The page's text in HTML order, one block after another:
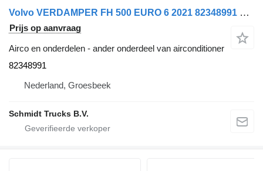
Volvo VERDAMPER FH 500 EURO 6 2021 82348991 voor vrachtwagen
Prijs op aanvraag
Airco en onderdelen - ander onderdeel van airconditioner
82348991
Nederland, Groesbeek
Schmidt Trucks B.V.